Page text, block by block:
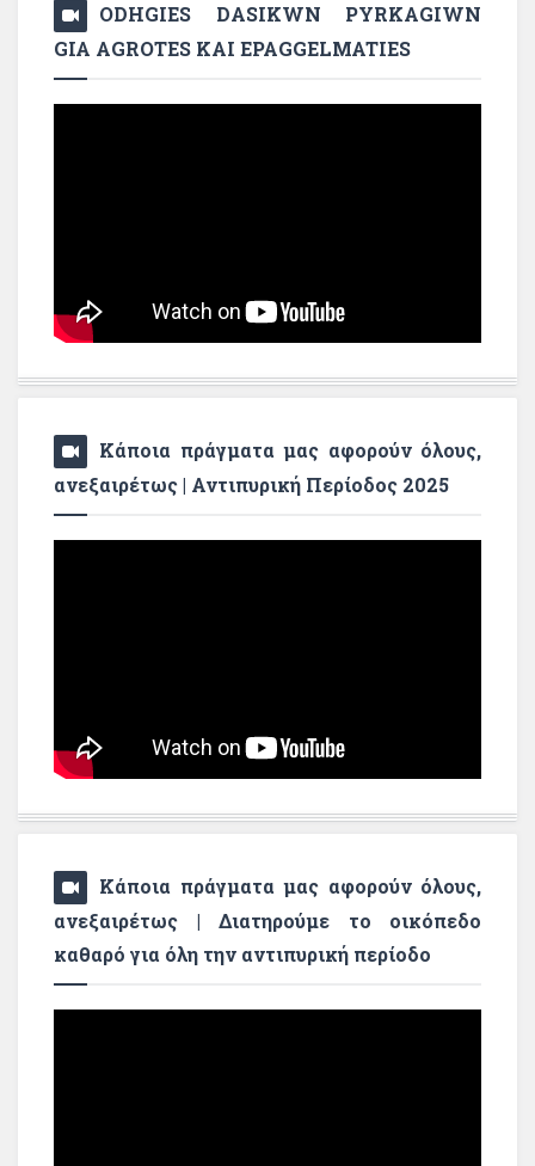
ODHGIES DASIKWN PYRKAGIWN
GIA AGROTES KAI EPAGGELMATIES
Κάποια πράγματα μας αφορούν όλους,
ανεξαιρέτως | Αντιπυρική Περίοδος 2025
Κάποια πράγματα μας αφορούν όλους,
ανεξαιρέτως | Διατηρούμε το οικόπεδο
καθαρό για όλη την αντιπυρική περίοδο